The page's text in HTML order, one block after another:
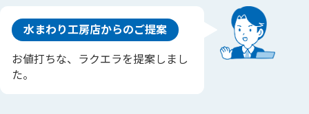
水まわり工房店からのご提案
お値打ちな、ラクエラを提案しまし
た。